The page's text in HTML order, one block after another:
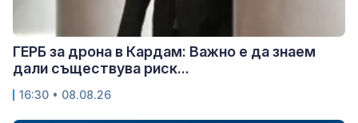
ГЕРБ за дрона в Кардам: Важно е да знаем
дали съществува риск...
16:30 • 08.08.26